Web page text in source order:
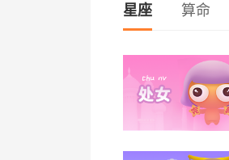
星座 算命